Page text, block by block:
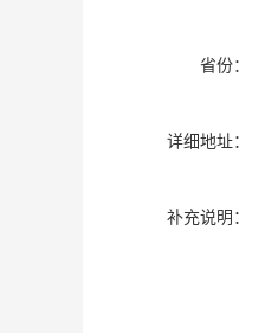
省份：
详细地址：
补充说明：